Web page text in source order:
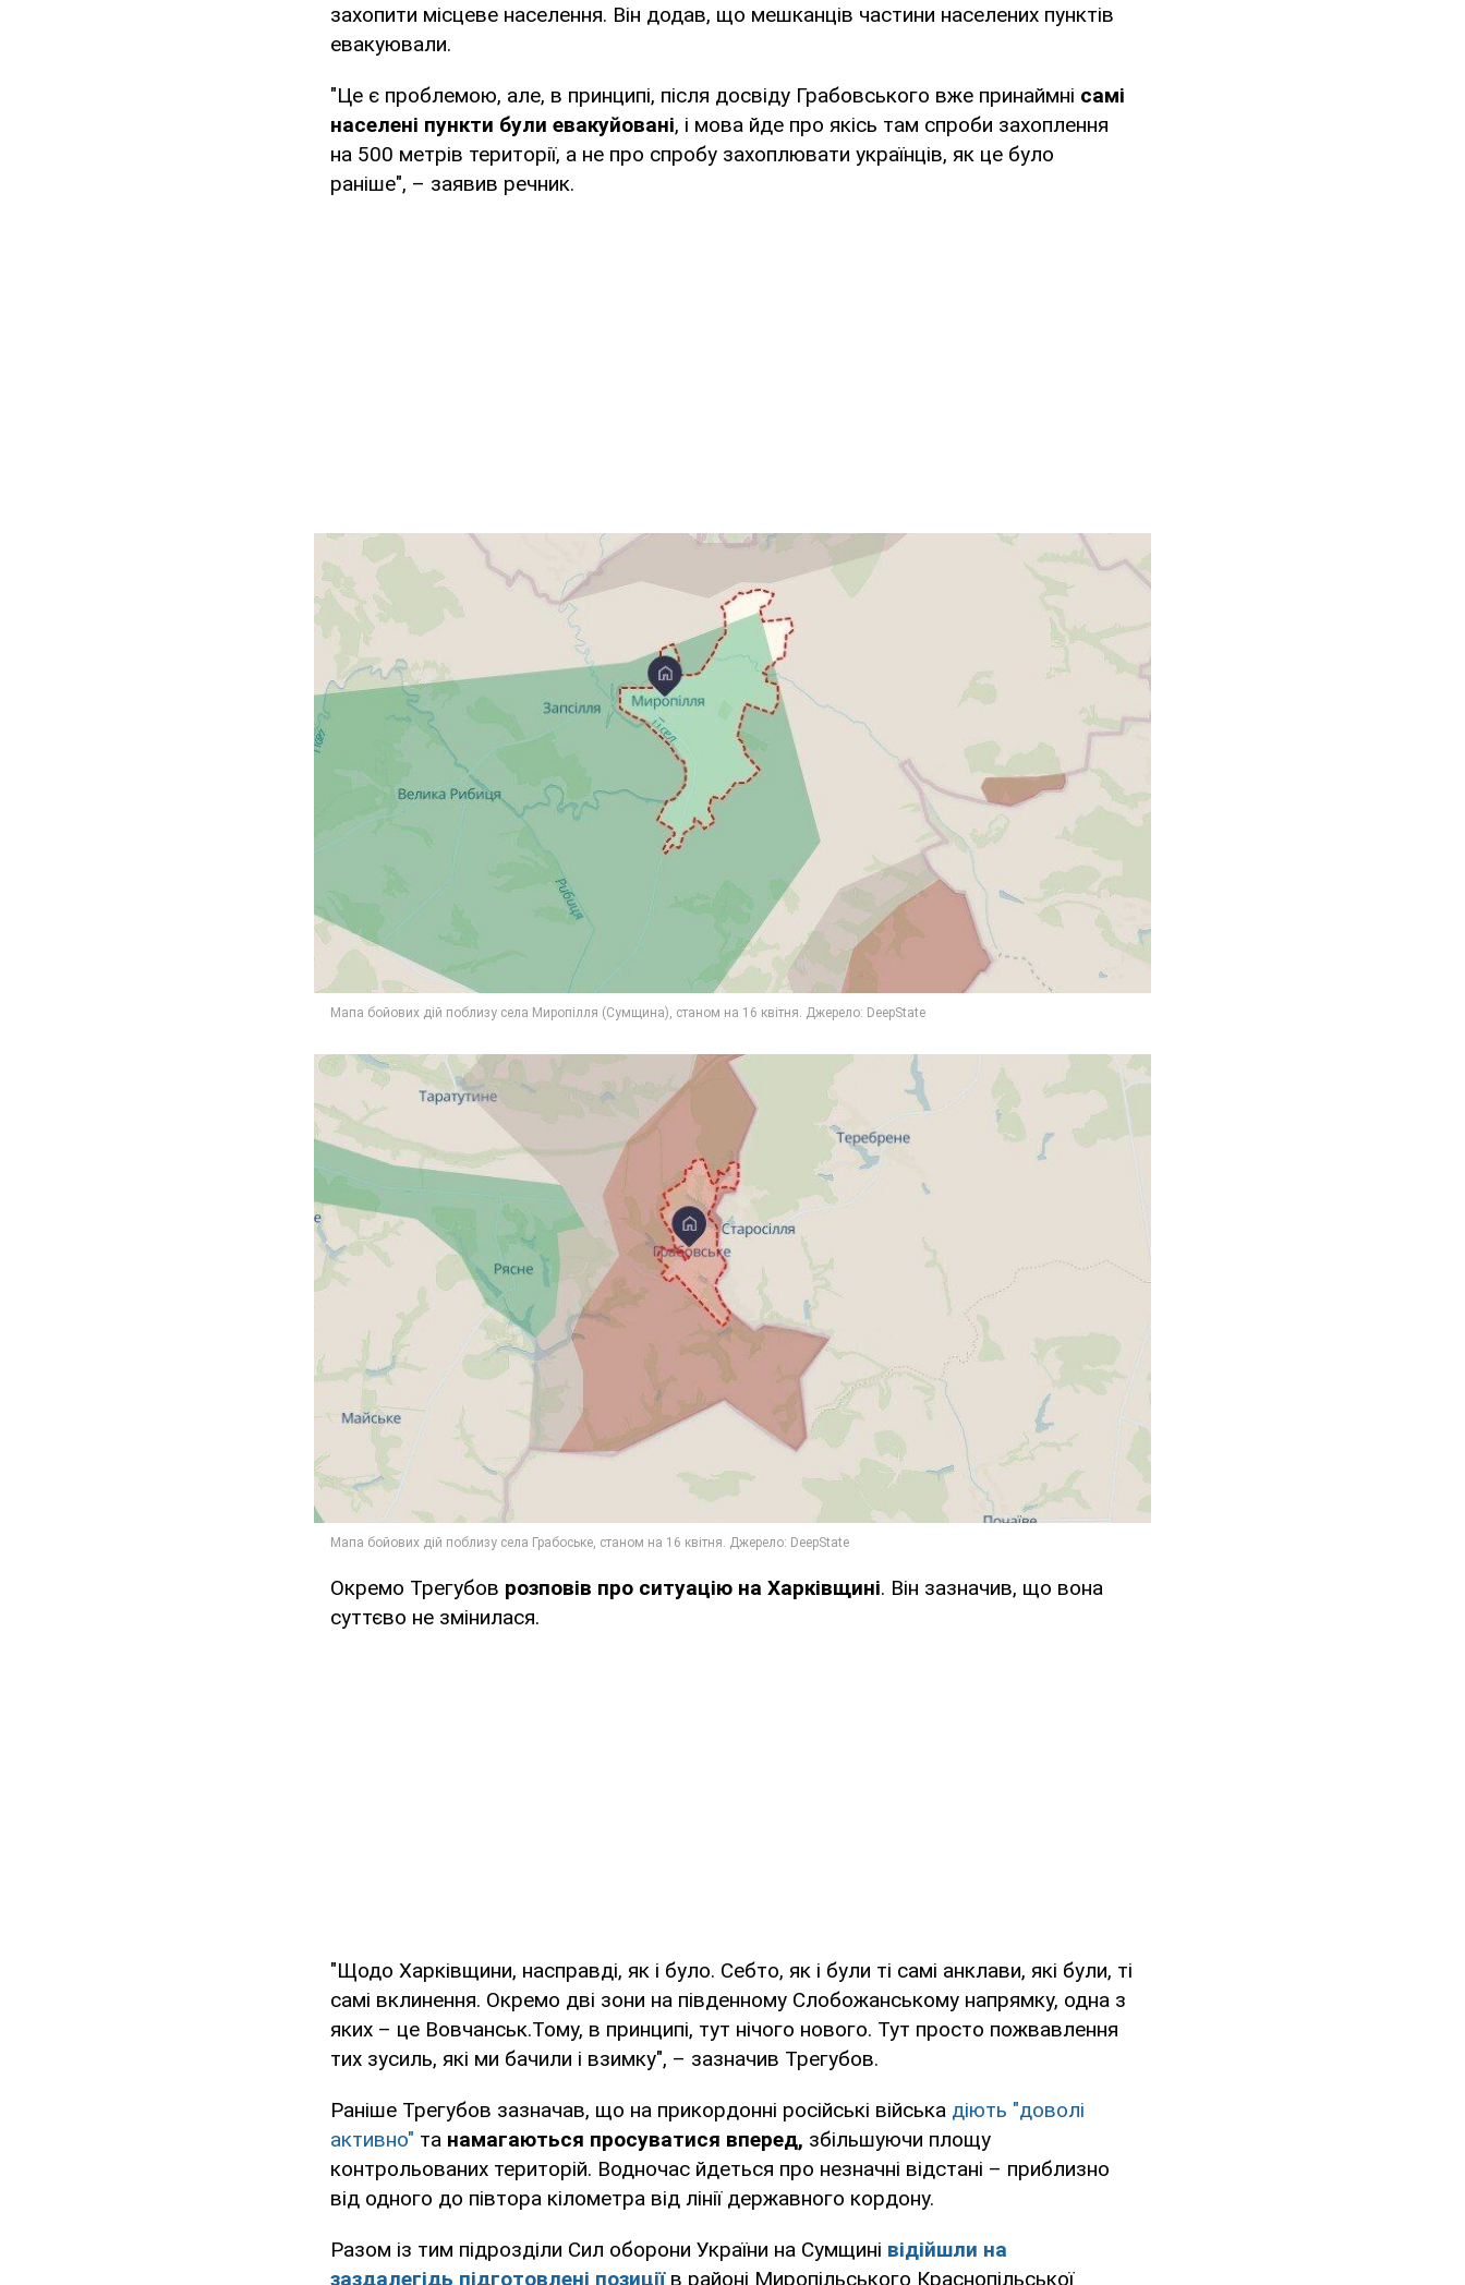
захопити місцеве населення. Він додав, що мешканців частини населених пунктів
евакуювали.
"Це є проблемою, але, в принципі, після досвіду Грабовського вже принаймні самі
населені пункти були евакуйовані, і мова йде про якісь там спроби захоплення
на 500 метрів території, а не про спробу захоплювати українців, як це було
раніше", – заявив речник.
Окремо Трегубов розповів про ситуацію на Харківщині. Він зазначив, що вона
суттєво не змінилася.
"Щодо Харківщини, насправді, як і було. Себто, як і були ті самі анклави, які були, ті
самі вклинення. Окремо дві зони на південному Слобожанському напрямку, одна з
яких – це Вовчанськ.Тому, в принципі, тут нічого нового. Тут просто пожвавлення
тих зусиль, які ми бачили і взимку", – зазначив Трегубов.
Раніше Трегубов зазначав, що на прикордонні російські війська діють "доволі
активно" та намагаються просуватися вперед, збільшуючи площу
контрольованих територій. Водночас йдеться про незначні відстані – приблизно
від одного до півтора кілометра від лінії державного кордону.
Разом із тим підрозділи Сил оборони України на Сумщині відійшли на
заздалегідь підготовлені позиціїв районі Миропільського Краснопільської